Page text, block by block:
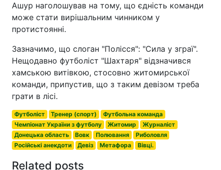
Ашур наголошував на тому, що єдність команди
може стати вирішальним чинником у
протистоянні.
Зазначимо, що слоган "Полісся": "Сила у зграї".
Нещодавно футболіст "Шахтаря" відзначився
хамською витівкою, стосовно житомирської
команди, припустив, що з таким девізом треба
грати в лісі.
Футболіст Тренер (спорт)
Футбольна команда
Чемпіонат України з футболу
Житомир
Журналіст
Донецька область
Вовк Полювання
Риболовля
Російські анекдоти
Девіз Метафора Вівці.
Related posts